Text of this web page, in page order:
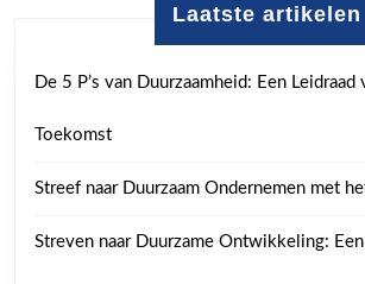
Laatste artikelen
De 5 P’s van Duurzaamheid: Een
Toekomst
Streef naar Duurzaam Ondernemen met
Streven naar Duurzame Ontwikkeling: Een